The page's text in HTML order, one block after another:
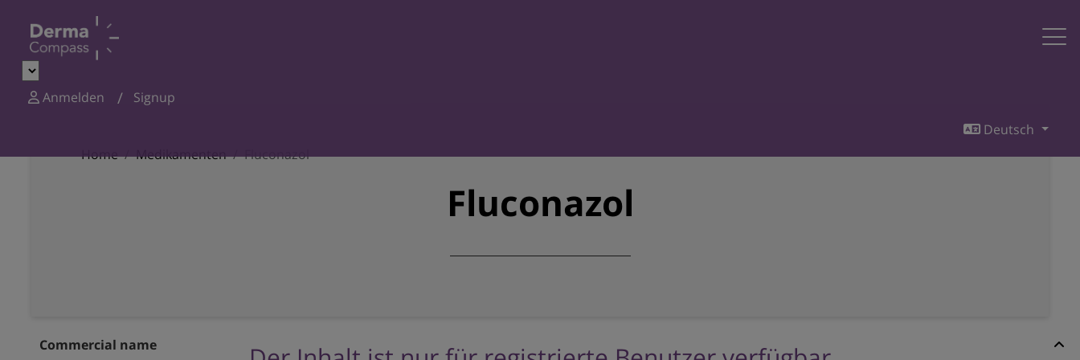
Anmelden
Signup
Deutsch
Home
Medikamenten Fluconazol
Fluconazol
Commercial name